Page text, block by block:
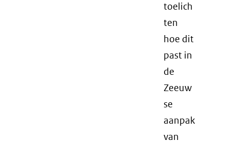
toelich
ten
hoe dit
past in
de
Zeeuw
se
aanpak
van